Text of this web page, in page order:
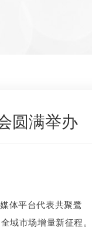
圆满举办
体平台代表共聚鹭
域市场增量新征程。